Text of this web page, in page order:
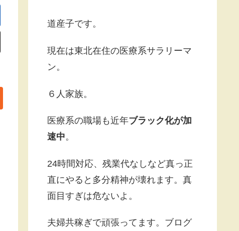
道産子です。
現在は東北在住の医療系サラリーマ
ン。
６人家族。
医療系の職場も近年ブラック化が加
速中。
24時間対応、残業代なしなど真っ正
直にやると多分精神が壊れます。真
面目すぎは危ないよ。
夫婦共稼ぎで頑張ってます。ブログ